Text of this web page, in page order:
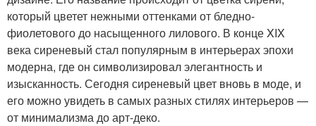
который цветет нежными оттенками от бледно-
фиолетового до насыщенного лилового. В конце XIX
века сиреневый стал популярным в интерьерах эпохи
модерна, где он символизировал элегантность и
изысканность. Сегодня сиреневый цвет вновь в моде, и
его можно увидеть в самых разных стилях интерьеров —
от минимализма до арт-деко.